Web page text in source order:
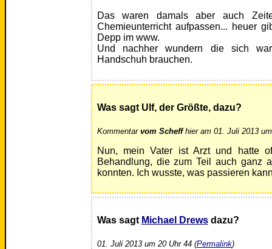
Das waren damals aber auch
Chemieunterricht aufpassen... heuer
Depp im www.
Und nachher wundern die sich
Handschuh brauchen.
Was sagt Ulf, der Größte, dazu?
Kommentar vom Scheffhier am 01. Juli 2013
Nun, mein Vater ist Arzt und hatte
Behandlung, die zum Teil auch ganz
konnten. Ich wusste, was passieren
Was sagt Michael Drewsdazu?
01. Juli 2013 um 20 Uhr 44 (Permalink)